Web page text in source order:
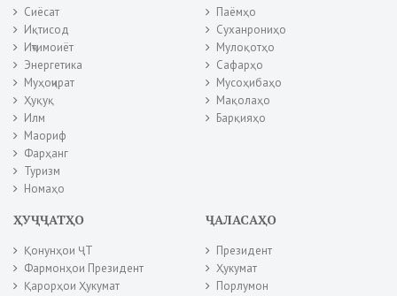
Сиёсат
Иқтисод
Иҷтимоиёт
Энергетика
Муҳоҷират
Ҳуқуқ
Илм
Маориф
Фарҳанг
Туризм
Номаҳо
Паёмҳо
Суханрониҳо
Мулоқотҳо
Сафарҳо
Мусоҳибаҳо
Мақолаҳо
Барқияҳо
ҲУҶҶАТҲО
Қонунҳои ҶТ
Фармонҳои Президент
Қарорҳои Ҳукумат
ҶАЛАСАҲО
Президент
Ҳукумат
Порлумон